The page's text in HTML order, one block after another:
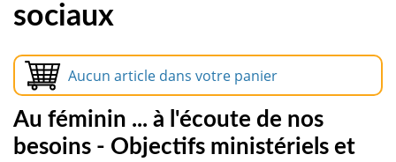
sociaux
Aucun article dans votre panier
Au féminin ... à l'écoute de nos
besoins - Objectifs ministériels et